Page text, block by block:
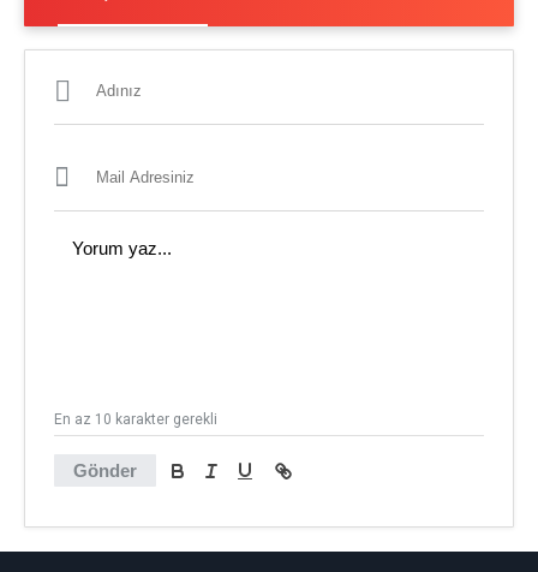
Gönder
En az 10 karakter gerekli